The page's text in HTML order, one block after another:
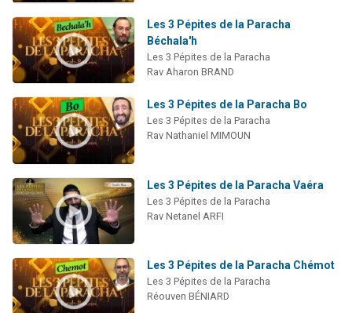
Les 3 Pépites de la Paracha
Béchala'h
Les 3 Pépites de la Paracha
Rav Aharon BRAND
Les 3 Pépites de la Paracha Bo
Les 3 Pépites de la Paracha
Rav Nathaniel MIMOUN
Les 3 Pépites de la Paracha Vaéra
Les 3 Pépites de la Paracha
Rav Netanel ARFI
Les 3 Pépites de la Paracha Chémot
Les 3 Pépites de la Paracha
Réouven BÉNIARD